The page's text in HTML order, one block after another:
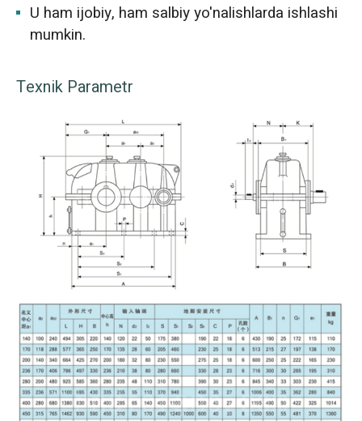
U ham ijobiy, ham salbiy yo'nalishlarda ishlashi
mumkin.
Texnik Parametr